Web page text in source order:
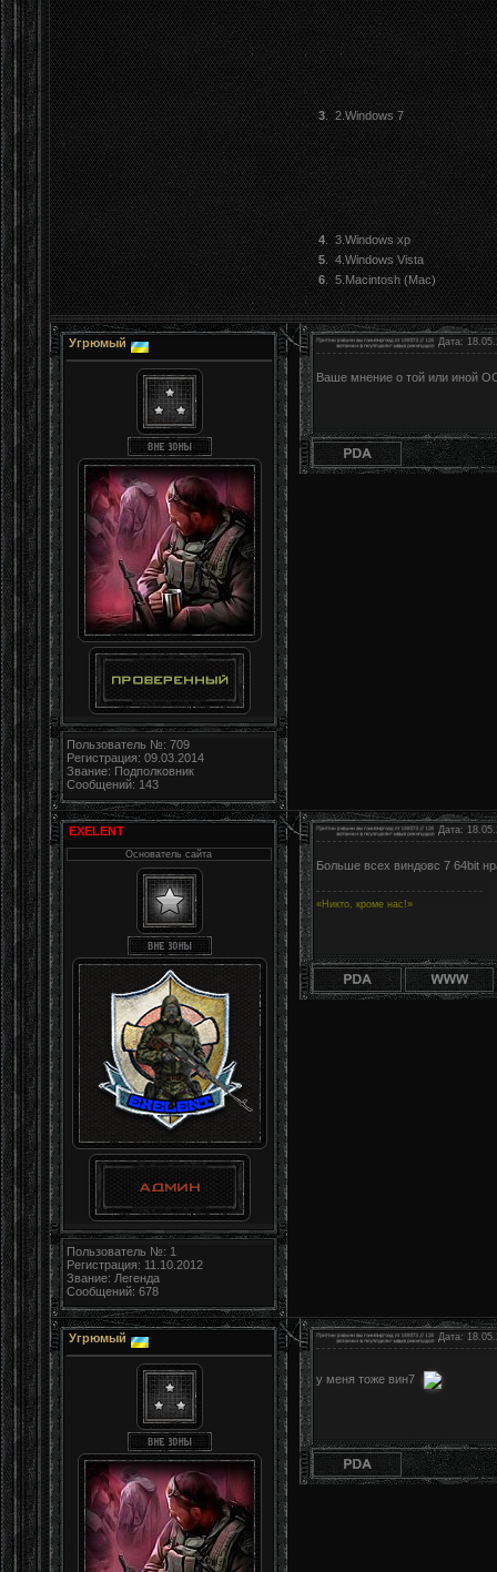
3. 2.Windows 7
4. 3.Windows xp
5. 4.Windows Vista
6. 5.Macintosh (Mac)
Угрюмый
Пользователь №: 709
Регистрация: 09.03.2014
Звание: Подполковник
Сообщений: 143
Дата:
Ваше мнение о той или иной
EXELENT
Основатель сайта
Пользователь №: 1
Регистрация: 11.10.2012
Звание: Легенда
Сообщений: 678
Дата:
Больше всех виндовс 7 64bit
«Никто, кроме нас!»
Угрюмый Дата:
у меня тоже вин7